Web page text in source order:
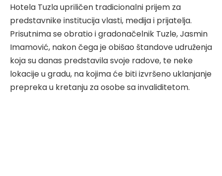
Hotela Tuzla upriličen tradicionalni prijem za
predstavnike institucija vlasti, medija i prijatelja.
Prisutnima se obratio i gradonačelnik Tuzle, Jasmin
Imamović, nakon čega je obišao štandove udruženja
koja su danas predstavila svoje radove, te neke
lokacije u gradu, na kojima će biti izvršeno uklanjanje
prepreka u kretanju za osobe sa invaliditetom.